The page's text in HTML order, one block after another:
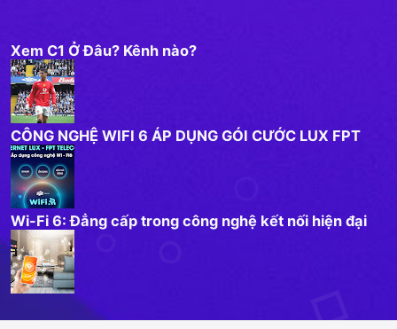
Xem C1 Ở Đâu? Kênh nào?
CÔNG NGHỆ WIFI 6 ÁP DỤNG GÓI CƯỚC LUX FPT
Wi-Fi 6: Đẳng cấp trong công nghệ kết nối hiện đại